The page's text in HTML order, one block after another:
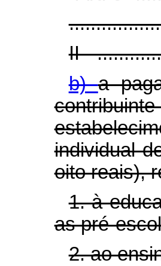
II -
b)a
individual
oito reais),
1. à
as pré-
2. ao